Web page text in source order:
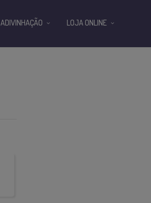
ADIVINHAÇÃO LOJA ONLINE